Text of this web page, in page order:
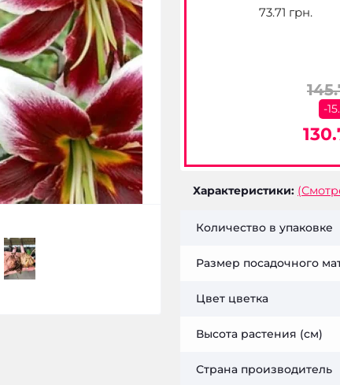
73.71 грн.
-
Характеристики:
Количество в упаковке
Размер посадочного
Цвет цветка
Высота растения (см)
Страна производитель